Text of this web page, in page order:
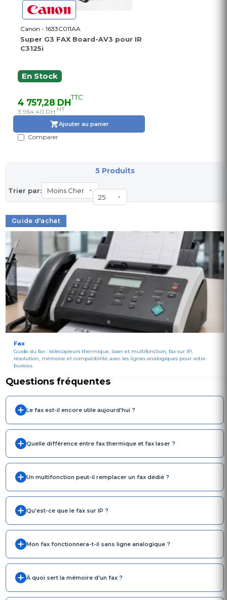
Canon - 1633C011AA
Super G3 FAX Board-AV3 pour IR
C3125i
En Stock
4 757,28 DHTTC
3 964,40 DH HT
Ajouter au panier
Comparer
Trier par:
5 Produits
Guide d'achat
Fax
Guide du fax : télécopieurs thermique, laser et multifonction, fax sur IP,
résolution, mémoire et compatibilité avec les lignes analogiques pour votre
bureau.
Questions fréquentes
Le fax est-il encore utile aujourd'hui ?
Quelle différence entre fax thermique et fax laser ?
Un multifonction peut-il remplacer un fax dédié ?
Qu'est-ce que le fax sur IP ?
Mon fax fonctionnera-t-il sans ligne analogique ?
À quoi sert la mémoire d'un fax ?